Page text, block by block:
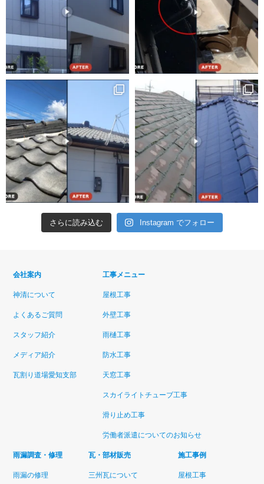
さらに読み込む Instagram でフォロー
会社案内
神清について
よくあるご質問
スタッフ紹介
メディア紹介
瓦割り道場愛知支部
工事メニュー
屋根工事
外壁工事
雨樋工事
防水工事
天窓工事
スカイライトチューブ工事
滑り止め工事
労働者派遣についてのお知らせ
雨漏調査・修理
雨漏の修理
瓦・部材販売
三州瓦について
施工事例
屋根工事